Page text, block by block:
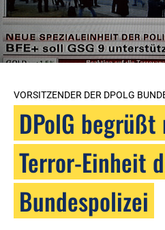
VORSITZENDER DER DPOLG
DPolG
Terror-Einheit
Bundespolizei